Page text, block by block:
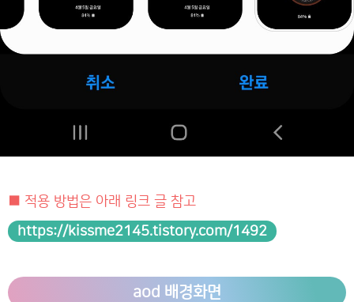
■ 적용 방법은 아래 링크 글 참고
https://kissme2145.tistory.com/1492
aod 배경화면